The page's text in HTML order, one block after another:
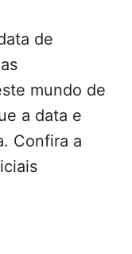
de
mundo de
a data e
Confira a